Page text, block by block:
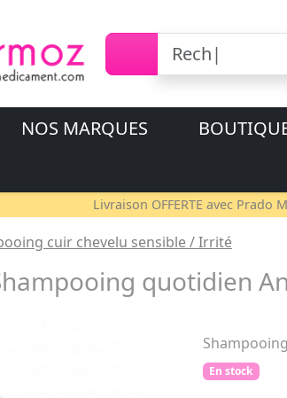
NOS MARQUES
Livraison OFFERTE avec Prado
cuir chevelu sensible / Irrité
quotidien
En stock